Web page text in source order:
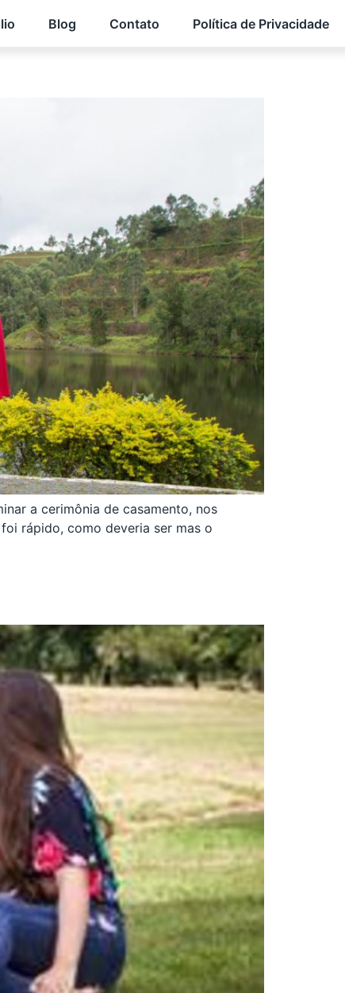
Blog Contato Política de Privacidade
a cerimônia de casamento, nos
rápido, como deveria ser mas o